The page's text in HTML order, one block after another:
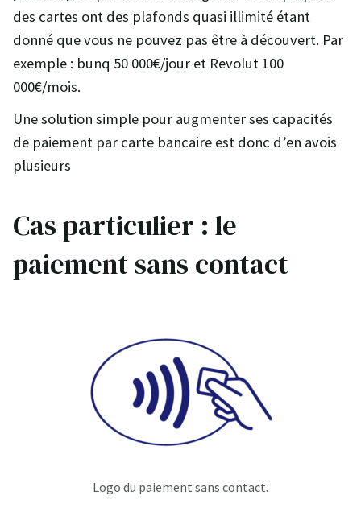
des cartes ont des plafonds quasi illimité étant
donné que vous ne pouvez pas être à découvert. Par
exemple : bunq 50 000€/jour et Revolut 100
000€/mois.
Une solution simple pour augmenter ses capacités
de paiement par carte bancaire est donc d’en avois
plusieurs
Cas particulier : le
paiement sans contact
Logo du paiement sans contact.